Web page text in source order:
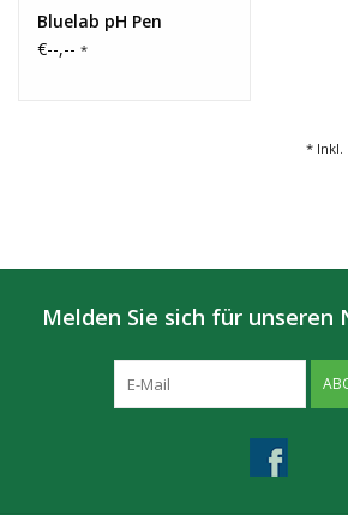
Bluelab pH Pen
€--,-- *
* Inkl.
Melden Sie sich für unseren